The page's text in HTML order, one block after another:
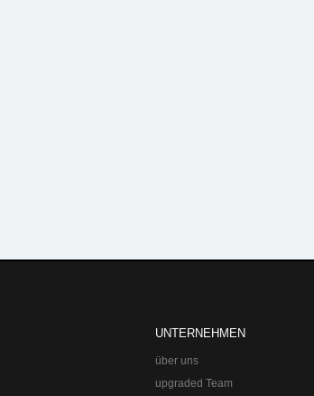
Ort:48529 Nordhorn
UNTERNEHMEN
über uns
upgraded Team